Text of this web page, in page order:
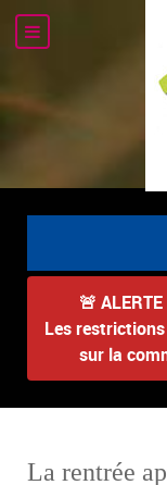
🚨
Les
sur la
La rentrée